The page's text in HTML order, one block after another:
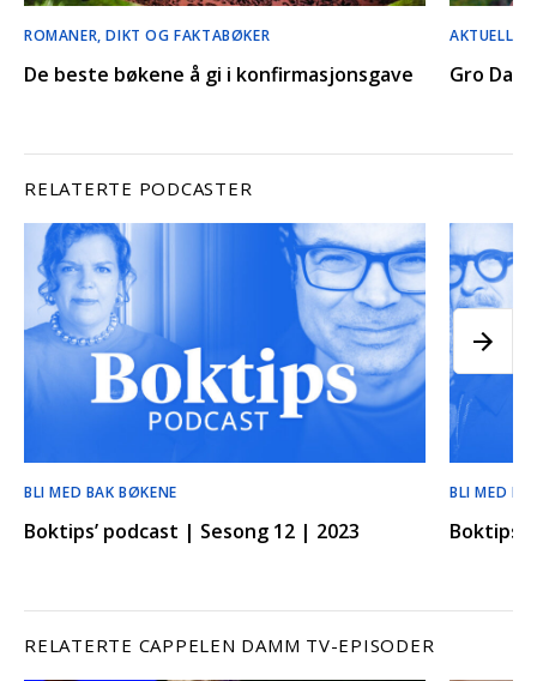
ROMANER, DIKT OG FAKTABØKER
De beste bøkene å gi i konfirmasjonsgave
AKTUELL
Gro
RELATERTE PODCASTER
BLI MED BAK BØKENE
Boktips’ podcast | Sesong 12 | 2023
BLI MED
Boktips’
RELATERTE CAPPELEN DAMM TV-EPISODER